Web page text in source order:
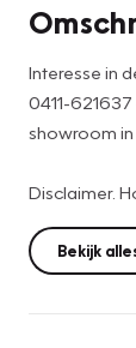
Interesse in
0411-
showroom in
Disclaimer.
grootst
informatie
Bekijk